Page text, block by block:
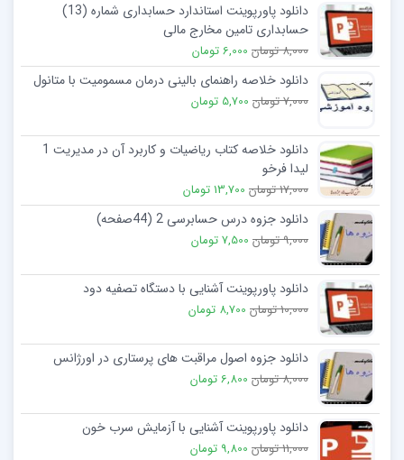
دانلود پاورپوینت استاندارد حسابداری شماره (13)
حسابداری تامین مخارج مالی
8,000 تومان 6,000 تومان
دانلود خلاصه راهنمای بالينی درمان مسموميت با متانول
7,000 تومان 5,700 تومان
دانلود خلاصه کتاب رياضيات و کاربرد آن در مديريت 1
لیدا فرخو
17,000 تومان 13,700 تومان
دانلود جزوه درس حسابرسی 2 (44صفحه)
9,000 تومان 7,500 تومان
دانلود پاورپوینت آشنایی با دستگاه تصفیه دود
10,000 تومان 8,700 تومان
دانلود جزوه اصول مراقبت های پرستاری در اورژانس
8,000 تومان 6,800 تومان
دانلود پاورپوینت آشنایی با آزمایش سرب خون
11,000 تومان 9,800 تومان